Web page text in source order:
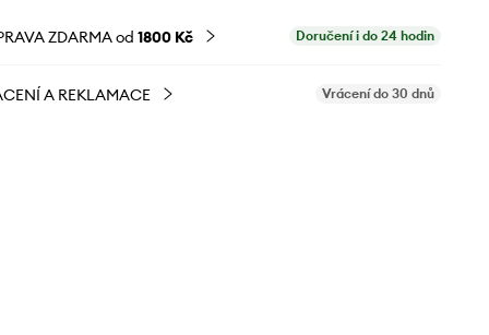
ZDARMA od 1800 Kč Doručení i do 24 hodin
A REKLAMACE Vrácení do 30 dnů